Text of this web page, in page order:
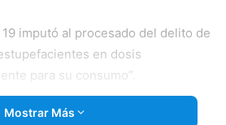
imputó al procesado del delito de
en dosis
para su consumo”.
fue notificado a la defensa
Mostrar Más